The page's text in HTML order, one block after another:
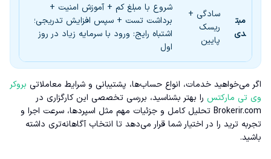
مبت
دی
سادگی +
ریسک
پایین
شروع با مبلغ کم + آموزش امنیت +
برداشت تست + سپس افزایش تدریجی؛
اشتباه رایج: ورود با سرمایه زیاد در روز
اول
اگر می‌خواهید خدمات، انواع حساب‌ها، پشتیبانی و شرایط معاملاتی بروکر
وی تی مارکتس را بهتر بشناسید، بررسی تخصصی این کارگزاری در
Brokerir.com تحلیل کامل و جزئیات مهم مثل اسپردها، سرعت اجرا و
تجربه ترید را در اختیار شما قرار می‌دهد تا انتخاب آگاهانه‌تری داشته
باشید.